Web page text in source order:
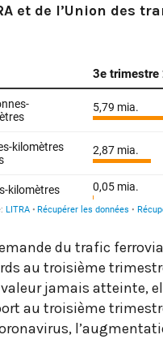
et de l’Union des
du trafic
au troisième
jamais atteinte,
au troisième